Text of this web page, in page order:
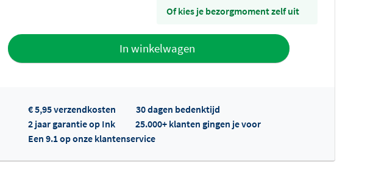
Of kies je bezorgmoment zelf uit
In winkelwagen
Toevoegen aan offerte
Offertes ophalen...
€ 5,95 verzendkosten
30 dagen bedenktijd
2 jaar garantie op Ink
25.000+ klanten gingen je voor
Een 9.1 op onze klantenservice